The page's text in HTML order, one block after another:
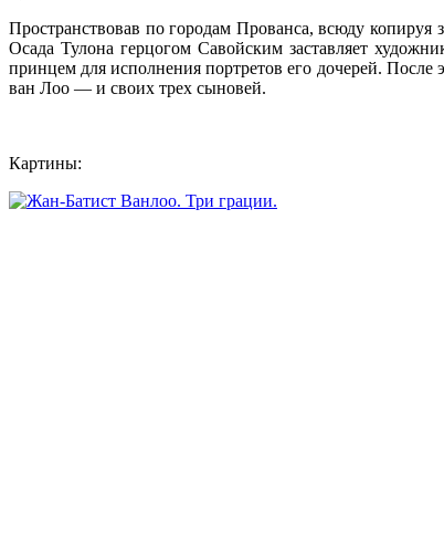
Пространствовав по городам Прованса, всюду копируя
Осада Тулона герцогом Савойским заставляет
принцем для исполнения портретов его дочерей.
ван Лоо — и своих трех сыновей.
Картины: